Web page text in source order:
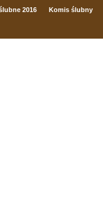
2016 Komis ślubny